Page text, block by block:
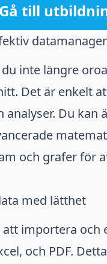
Gå till
du inte längre
Det är enkelt
Du kan
och grafer för
med lätthet
importera
och PDF.